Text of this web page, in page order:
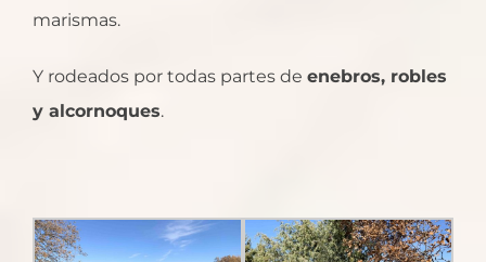
marismas.
Y rodeados por todas partes de enebros, robles
y alcornoques.